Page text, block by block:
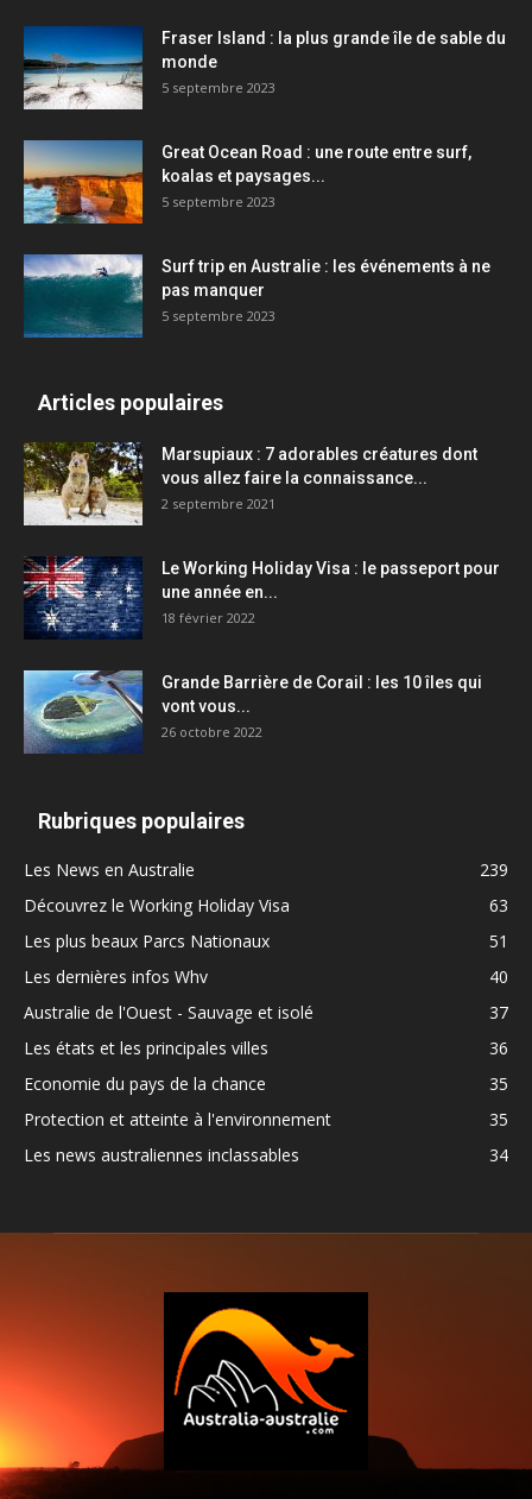
Fraser Island : la plus grande île de sable du
monde
5 septembre 2023
Great Ocean Road : une route entre surf,
koalas et paysages...
5 septembre 2023
Surf trip en Australie : les événements à ne
pas manquer
5 septembre 2023
Articles populaires
Marsupiaux : 7 adorables créatures dont
vous allez faire la connaissance...
2 septembre 2021
Le Working Holiday Visa : le passeport pour
une année en...
18 février 2022
Grande Barrière de Corail : les 10 îles qui
vont vous...
26 octobre 2022
Rubriques populaires
Les News en Australie
239
Découvrez le Working Holiday Visa
63
Les plus beaux Parcs Nationaux
51
Les dernières infos Whv
40
Australie de l'Ouest - Sauvage et isolé
37
Les états et les principales villes
36
Economie du pays de la chance
35
Protection et atteinte à l'environnement
35
Les news australiennes inclassables
34